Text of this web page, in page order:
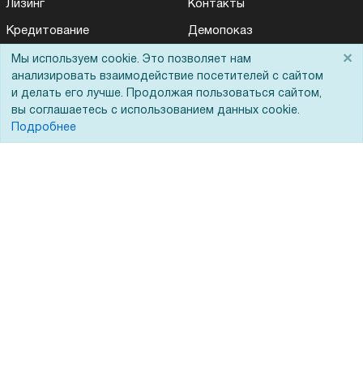
Лизинг
Кредитование
Госучреждениям
Тендеры
Бренды
Контакты
Демопоказ
Мы используем cookie. Это позволяет нам
анализировать взаимодействие посетителей с сайтом
и делать его лучше. Продолжая пользоваться сайтом,
вы соглашаетесь с использованием данных cookie.
Подробнее
×